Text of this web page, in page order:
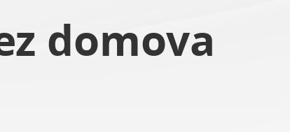
domova